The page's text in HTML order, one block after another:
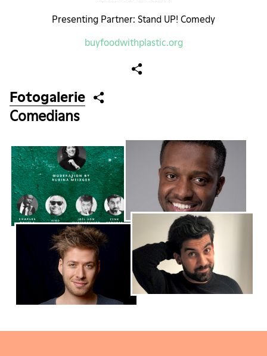
Presenting Partner: Stand UP! Comedy
buyfoodwithplastic.org
Fotogalerie
Comedians